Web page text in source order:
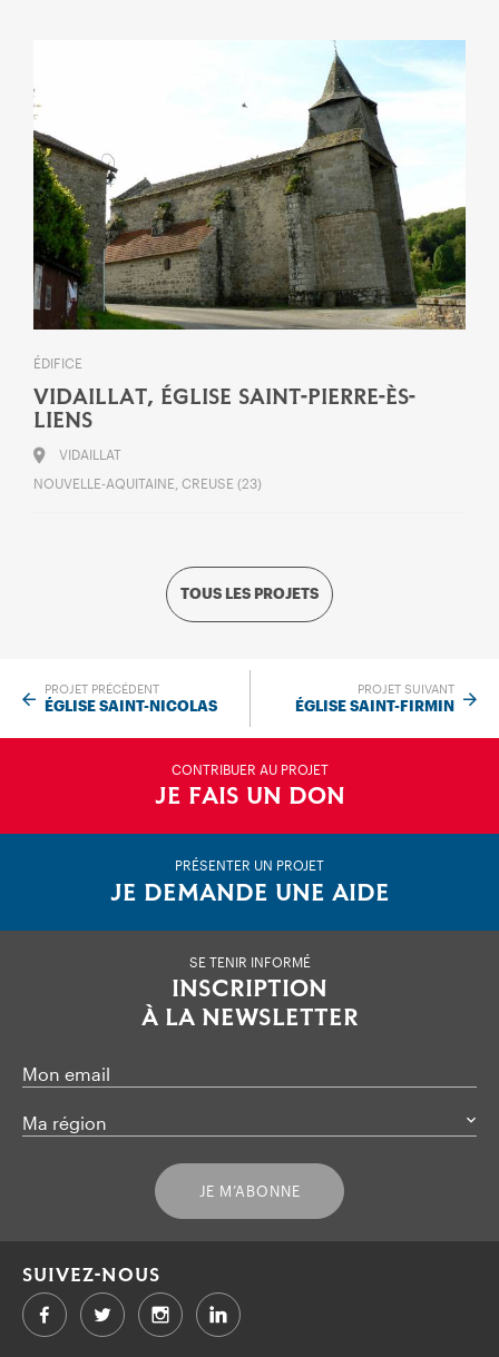
TOUS LES PROJETS
ÉDIFICE
VIDAILLAT, ÉGLISE SAINT-PIERRE-ÈS-
LIENS
VIDAILLAT
NOUVELLE-AQUITAINE, CREUSE (23)
PROJET PRÉCÉDENT
ÉGLISE SAINT-NICOLAS
PROJET SUIVANT
ÉGLISE SAINT-FIRMIN
CONTRIBUER AU PROJET
JE FAIS UN DON
PRÉSENTER UN PROJET
JE DEMANDE UNE AIDE
SE TENIR INFORMÉ
INSCRIPTION
À LA NEWSLETTER
Mon email
Ma région
JE M’ABONNE
SUIVEZ-NOUS
FacebookTwitter LinkedIn